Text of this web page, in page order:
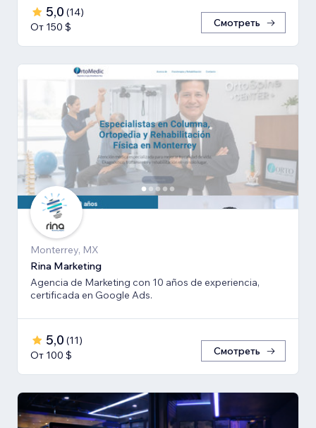
5,0 (14)
От 150 $
Смотреть
Monterrey, MX
Rina Marketing
Agencia de Marketing con 10 años de experiencia,
certificada en Google Ads.
5,0 (11)
От 100 $
Смотреть